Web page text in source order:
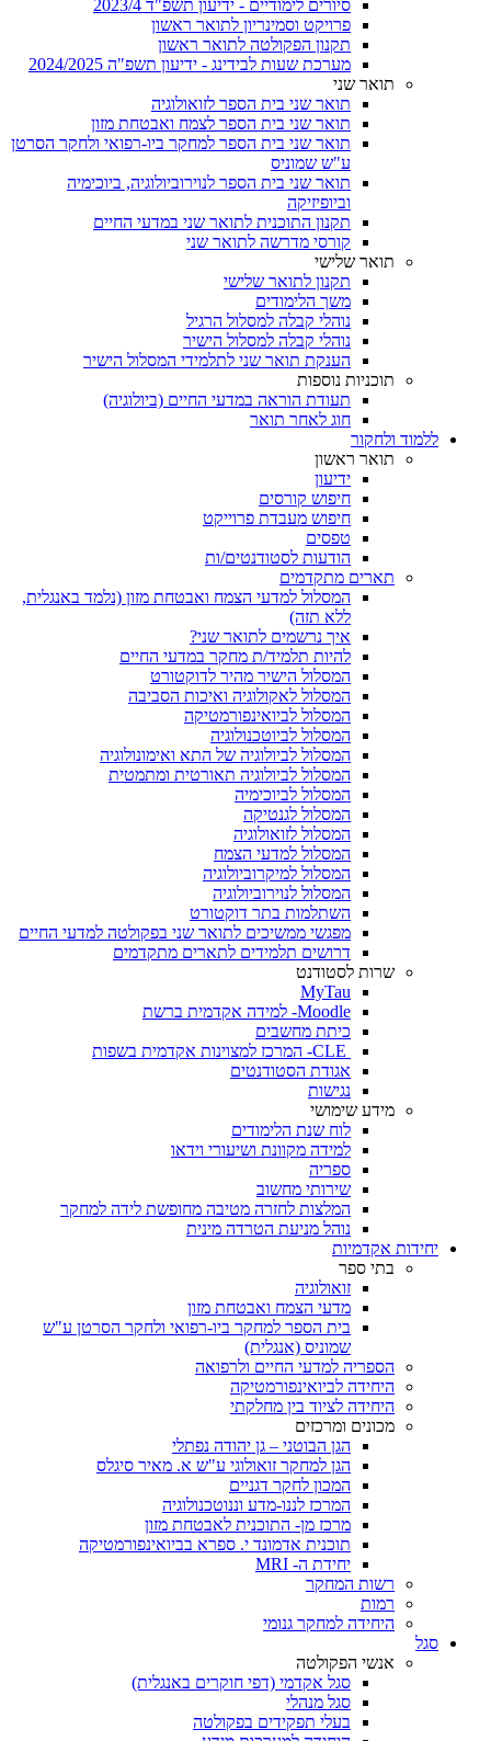
סיורים לימודיים - ידיעון תשפ"ד 2023/4
פרויקט וסמינריון לתואר ראשון
תקנון הפקולטה לתואר ראשון
מערכת שעות לבידינג - ידיעון תשפ"ה 2024/2025
תואר שני
תואר שני בית הספר לזואולוגיה
תואר שני בית הספר לצמח ואבטחת מזון
תואר שני בית הספר למחקר ביו-רפואי ולחקר הסרטן
ע"ש שמוניס
תואר שני בית הספר לנוירוביולוגיה, ביוכימיה
וביופיזיקה
תקנון התוכנית לתואר שני במדעי החיים
קורסי מדרשה לתואר שני
תואר שלישי
תקנון לתואר שלישי
משך הלימודים
נוהלי קבלה למסלול הרגיל
נוהלי קבלה למסלול הישיר
הענקת תואר שני לתלמידי המסלול הישיר
תוכניות נוספות
תעודת הוראה במדעי החיים (ביולוגיה)
חוג לאחר תואר
ללמוד ולחקור
תואר ראשון
ידיעון
חיפוש קורסים
חיפוש מעבדת פרוייקט
טפסים
הודעות לסטודנטים/ות
תארים מתקדמים
המסלול למדעי הצמח ואבטחת מזון (נלמד באנגלית,
ללא תזה)
איך נרשמים לתואר שני?
להיות תלמיד/ת מחקר במדעי החיים
המסלול הישיר מהיר לדוקטורט
המסלול לאקולוגיה ואיכות הסביבה
המסלול לביואינפורמטיקה
המסלול לביוטכנולוגיה
המסלול לביולוגיה של התא ואימונולוגיה
המסלול לביולוגיה תאורטית ומתמטית
המסלול לביוכימיה
המסלול לגנטיקה
המסלול לזואולוגיה
המסלול למדעי הצמח
המסלול למיקרוביולוגיה
המסלול לנוירוביולוגיה
השתלמות בתר דוקטורט
מפגשי ממשיכים לתואר שני בפקולטה למדעי החיים
דרושים תלמידים לתארים מתקדמים
שרות לסטודנט
MyTau
Moodle- למידה אקדמית ברשת
כיתת מחשבים
אגודת הסטודנטים
נגישות
מידע שימושי
לוח שנת הלימודים
למידה מקוונת ושיעורי וידאו
ספריה
שירותי מחשוב
המלצות לחזרה מטיבה מחופשת לידה למחקר
נוהל מניעת הטרדה מינית
יחידות אקדמיות
בתי ספר
זואולוגיה
מדעי הצמח ואבטחת מזון
בית הספר למחקר ביו-רפואי ולחקר הסרטן ע"ש
שמוניס (אנגלית)
הספריה למדעי החיים ולרפואה
היחידה לביואינפורמטיקה
היחידה לציוד בין מחלקתי
מכונים ומרכזים
הגן הבוטני – גן יהודה נפתלי
הגן למחקר זואולוגי ע"ש א. מאיר סיגלס
המכון לחקר דגניים
המרכז לננו-מדע וננוטכנולוגיה
מרכז מן- התוכנית לאבטחת מזון
תוכנית אדמונד י. ספרא בביואינפורמטיקה
יחידת ה- MRI
רשות המחקר
רמות
היחידה למחקר גנומי
סגל
אנשי הפקולטה
סגל אקדמי (דפי חוקרים באנגלית)
סגל מנהלי
בעלי תפקידים בפקולטה